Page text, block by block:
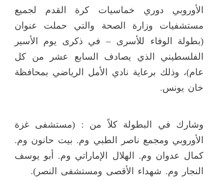
الأوروبي دوري خماسيات كرة القدم لجميع
مستشفيات وزارة الصحة والتي حملت عنوان
(بطولة الوفاء للأسرى – في ذكرى يوم الأسير
الفلسطيني الذي يصادف السابع عشر من كل
عام)، وذلك برعاية نادي الأمل الرياضي بمحافظة
خان يونس.
وشارك في البطولة كلاً من : (مستشفى غزة
الأوروبي ومجمع ناصر الطبي وم. بيت حانون وم.
كمال عدوان وم. الهلال الإماراتي وم. أبو يوسف
النجار وم. شهداء الأقصى ومستشفى النصر).